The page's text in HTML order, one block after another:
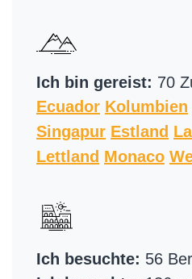
Ich bin gereist: 70
Ecuador Kolumbien
Singapur Estland
Lettland Monaco
Ich besuchte: 56